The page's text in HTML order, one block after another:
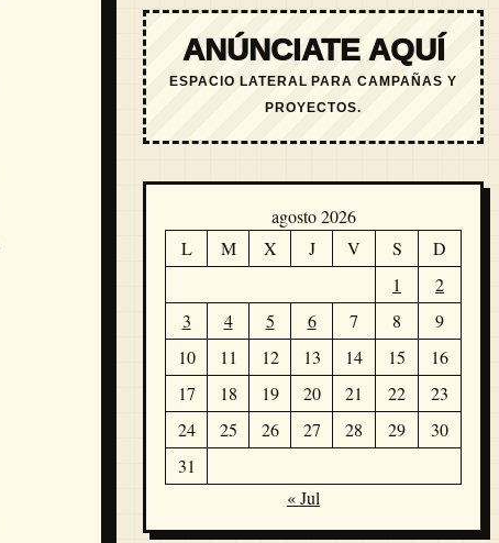
ANÚNCIATE AQUÍ
ESPACIO LATERAL PARA CAMPAÑAS Y
PROYECTOS.
agosto 2026
L
M X J V S
D
1
2
3
4 5 6 7 8
9
10
11 12 13 14 15
16
17
18 19 20 21 22
23
24
25 26 27 28 29
30
31
« Jul